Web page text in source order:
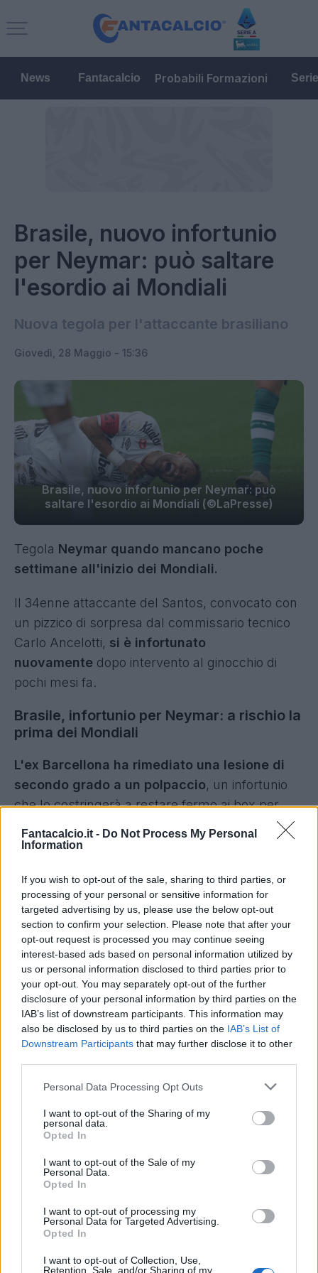
Fantacalcio.it - Do Not Process My Personal
Information
If you wish to opt-out of the sale, sharing to third parties, or
processing of your personal or sensitive information for
targeted advertising by us, please use the below opt-out
section to confirm your selection. Please note that after your
opt-out request is processed you may continue seeing
interest-based ads based on personal information utilized by
us or personal information disclosed to third parties prior to
your opt-out. You may separately opt-out of the further
disclosure of your personal information by third parties on the
IAB’s list of downstream participants. This information may
also be disclosed by us to third parties on the IAB’s List of
Downstream Participants that may further disclose it to other
Personal Data Processing Opt Outs
I want to opt-out of the Sharing of my
personal data.
Opted In
I want to opt-out of the Sale of my
Personal Data.
Opted In
I want to opt-out of processing my
Personal Data for Targeted Advertising.
Opted In
I want to opt-out of Collection, Use,
Retention, Sale, and/or Sharing of my
News Fantacalcio Probabili Formazioni
Brasile, nuovo infortunio
per Neymar: può saltare
l'esordio ai Mondiali
Nuova tegola per l'attaccante brasiliano
Giovedì, 28 Maggio - 15:36
Brasile, nuovo infortunio per Neymar: può
saltare l'esordio ai Mondiali (©LaPresse)
Tegola Neymar quando mancano poche
settimane all'inizio dei Mondiali.
Il 34enne attaccante del Santos, convocato con
un pizzico di sorpresa dal commissario tecnico
Carlo Ancelotti, si è infortunato
nuovamente dopo intervento al ginocchio di
pochi mesi fa.
Brasile, infortunio per Neymar: a rischio la
prima dei Mondiali
L'ex Barcellona ha rimediato una lesione di
secondo grado a un polpaccio, un infortunio
che lo costringerà a restare fermo ai box per
amichevoli contro Panama ed Egitto e rischia
concretamente di non esserci il 14 giugno alla
prima del Mondiale contro il Marocco.
Autore
Redazione Fantacalcio.it